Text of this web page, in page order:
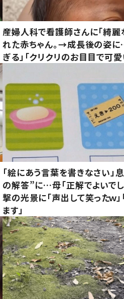
産婦人科で看護師さんに「綺麗
れた赤ちゃん。→成長後の姿
ぎる」「クリクリのお目目で可愛
「絵にあう言葉を書きなさい」
の解答”に…母「正解でよいで
撃の光景に「声出して笑ったｗ
ます」